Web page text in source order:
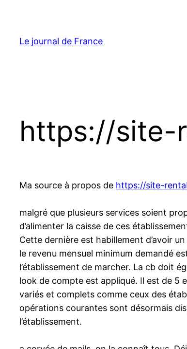
contenu
Le journal de France
https://site-
Ma source à propos de https://site-
malgré que plusieurs services soient
d’alimenter la caisse de ces
Cette dernière est habillement d’avoir
le revenu mensuel minimum demandé
l’établissement de marcher. La cb doit
look de compte est appliqué. Il est de 5
variés et complets comme ceux des
opérations courantes sont désormais
l’établissement.